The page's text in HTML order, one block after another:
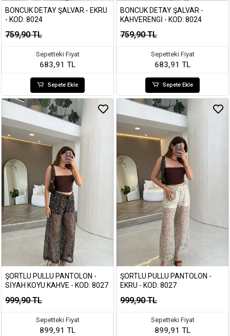
BONCUK DETAY ŞALVAR - EKRU
- KOD: 8024
759,90 TL
Sepetteki Fiyat
683,91 TL
Sepete Ekle
BONCUK DETAY ŞALVAR -
KAHVERENGI - KOD: 8024
759,90 TL
Sepetteki Fiyat
683,91 TL
Sepete Ekle
ŞORTLU PULLU PANTOLON -
SIYAH KOYU KAHVE - KOD: 8027
999,90 TL
Sepetteki Fiyat
899,91 TL
ŞORTLU PULLU PANTOLON -
EKRU - KOD: 8027
999,90 TL
Sepetteki Fiyat
899,91 TL